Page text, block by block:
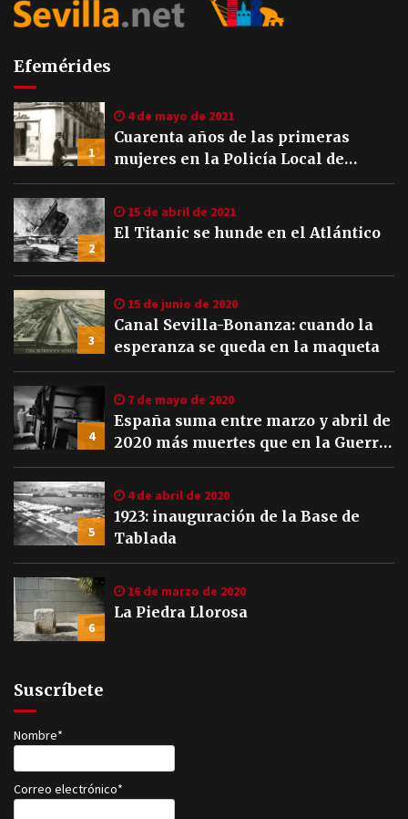
Efemérides
1
4 de mayo de 2021
Cuarenta años de las primeras
mujeres en la Policía Local de
Sevilla
2
15 de abril de 2021
El Titanic se hunde en el Atlántico
3
15 de junio de 2020
Canal Sevilla-Bonanza: cuando la
esperanza se queda en la maqueta
4
7 de mayo de 2020
España suma entre marzo y abril de
2020 más muertes que en la Guerra
Civil
5
4 de abril de 2020
1923: inauguración de la Base de
Tablada
6
16 de marzo de 2020
La Piedra Llorosa
Suscríbete
Nombre*
Correo electrónico*